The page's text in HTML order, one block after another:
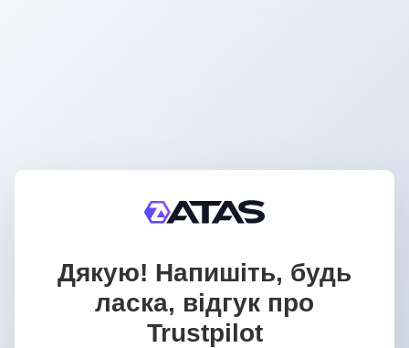
Дякую! Напишіть, будь
ласка, відгук про
Trustpilot